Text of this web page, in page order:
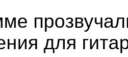
для